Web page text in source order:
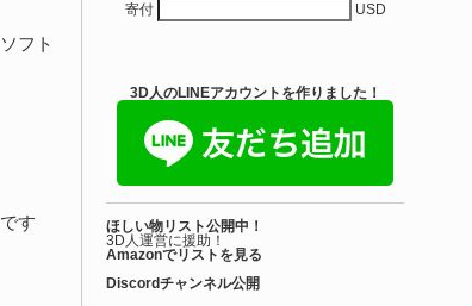
ク パーツを組み合わせて作れる」が2026年7月13日
発売されています！
| 完全無料＆CC0 で商用利用OK
フト
す
寄付 USD
3D人のLINEアカウントを作りました！
ほしい物リスト公開中！
3D人運営に援助！
Amazonでリストを見る
Discordチャンネル公開